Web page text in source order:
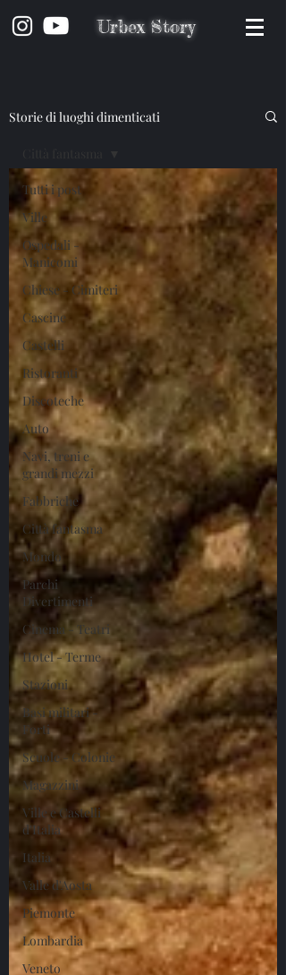
Urbex Story
Storie di luoghi dimenticati
Tutti i post
Ville
Ospedali -
Manicomi
Chiese - Cimiteri
Cascine
Castelli
Ristoranti
Discoteche
Auto
Navi, treni e
grandi mezzi
Fabbriche
Città fantasma
Mondo
Parchi
Divertimenti
Cinema - Teatri
Hotel - Terme
Stazioni
Basi militari -
Forti
Scuole - Colonie
Magazzini
Ville e Castelli
d'Italia
Italia
Valle d'Aosta
Piemonte
Lombardia
Veneto